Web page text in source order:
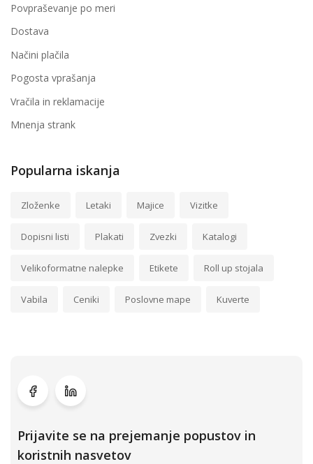
Povpraševanje po meri
Dostava
Načini plačila
Pogosta vprašanja
Vračila in reklamacije
Mnenja strank
Popularna iskanja
Zloženke Letaki Majice Vizitke
Dopisni listi Plakati Zvezki Katalogi
Velikoformatne nalepke Etikete Roll up stojala
Vabila Ceniki Poslovne mape Kuverte
Prijavite se na prejemanje popustov in
koristnih nasvetov